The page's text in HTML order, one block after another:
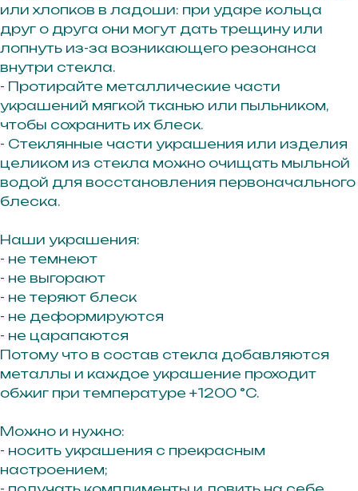
или хлопков в ладоши: при ударе кольца
друг о друга они могут дать трещину или
лопнуть из-за возникающего резонанса
внутри стекла.
- Протирайте металлические части
украшений мягкой тканью или пыльником,
чтобы сохранить их блеск.
- Стеклянные части украшения или изделия
целиком из стекла можно очищать мыльной
водой для восстановления первоначального
блеска.
Наши украшения:
- не темнеют
- не выгорают
- не теряют блеск
- не деформируются
- не царапаются
Потому что в состав стекла добавляются
металлы и каждое украшение проходит
обжиг при температуре +1200 °C.
Можно и нужно:
- носить украшения с прекрасным
настроением;